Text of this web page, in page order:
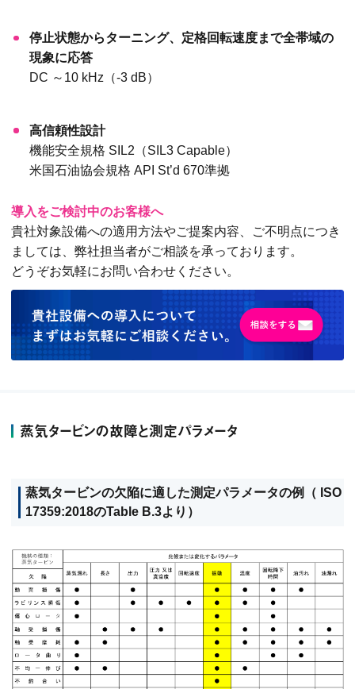
停止状態からターニング、定格回転速度まで全帯域の
現象に応答
DC ～10 kHz（-3 dB）
高信頼性設計
機能安全規格 SIL2（SIL3 Capable）
米国石油協会規格 API St’d 670準拠
導入をご検討中のお客様へ
貴社対象設備への適用方法やご提案内容、ご不明点につき
ましては、弊社担当者がご相談を承っております。
どうぞお気軽にお問い合わせください。
蒸気タービンの故障と測定パラメータ
蒸気タービンの欠陥に適した測定パラメータの例（ ISO
17359:2018のTable B.3より）